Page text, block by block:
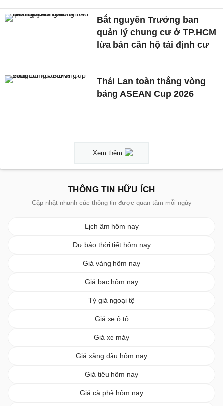
Bắt nguyên Trưởng ban
quản lý chung cư ở TP.HCM
lừa bán căn hộ tái định cư
Thái Lan toàn thắng vòng
bảng ASEAN Cup 2026
Xem thêm
THÔNG TIN HỮU ÍCH
Cập nhật nhanh các thông tin được quan tâm mỗi ngày
Lịch âm hôm nay
Dự báo thời tiết hôm nay
Giá vàng hôm nay
Giá bạc hôm nay
Tỷ giá ngoại tệ
Giá xe ô tô
Giá xe máy
Giá xăng dầu hôm nay
Giá tiêu hôm nay
Giá cà phê hôm nay